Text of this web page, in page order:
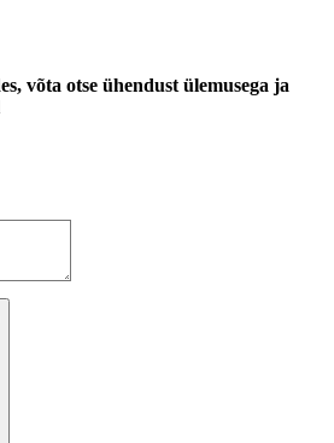
võta otse ühendust ülemusega ja